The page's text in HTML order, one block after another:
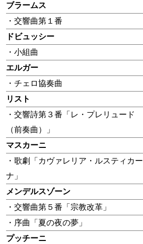
ブラームス
・交響曲第１番
ドビュッシー
・小組曲
エルガー
・チェロ協奏曲
リスト
・交響詩第３番「レ・プレリュード
（前奏曲）」
マスカーニ
・歌劇「カヴァレリア・ルスティカー
ナ」
メンデルスゾーン
・交響曲第５番「宗教改革」
・序曲「夏の夜の夢」
プッチーニ